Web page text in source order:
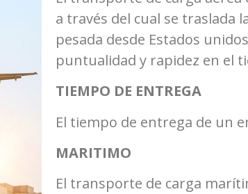
a través del cual se traslada
pesada desde Estados
puntualidad y rapidez en el
TIEMPO DE ENTREGA
El tiempo de entrega de un
MARITIMO
El transporte de carga